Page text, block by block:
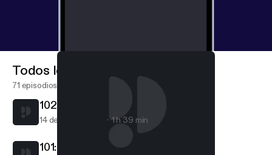
Todos los episodios
71 episodios
102: BREAK EVERY CHAIN
14 de jun de 2020 1 h 39 min
101: Strictly 2K Reggae vibes